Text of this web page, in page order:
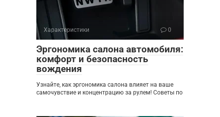
Характеристики 0
Эргономика салона автомобиля:
комфорт и безопасность
вождения
Узнайте, как эргономика салона влияет на ваше
самочувствие и концентрацию за рулем! Советы по